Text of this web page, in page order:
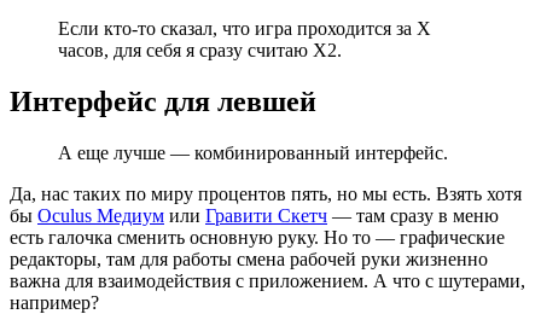
Если кто-то сказал, что игра проходится за Х
часов, для себя я сразу считаю Х2.
Интерфейс для левшей
А еще лучше — комбинированный интерфейс.
Да, нас таких по миру процентов пять, но мы есть. Взять хотя
бы Oculus Медиум или Гравити Скетч — там сразу в меню
есть галочка сменить основную руку. Но то — графические
редакторы, там для работы смена рабочей руки жизненно
важна для взаимодействия с приложением. А что с шутерами,
например?